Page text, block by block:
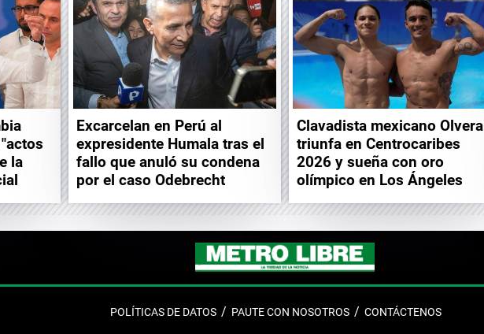
la
Excarcelan en Perú al
expresidente Humala tras el
fallo que anuló su condena
por el caso Odebrecht
Clavadista mexicano Olvera
triunfa en Centrocaribes
2026 y sueña con oro
olímpico en Los Ángeles
POLÍTICAS DE DATOS PAUTE CON NOSOTROS CONTÁCTENOS